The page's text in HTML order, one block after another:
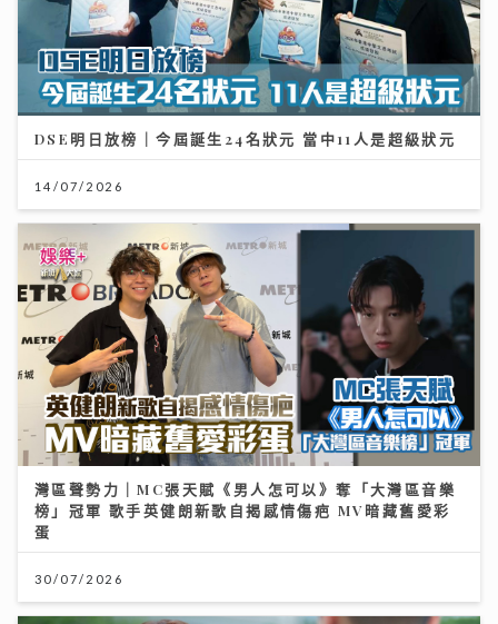
DSE明日放榜｜今屆誕生24名狀元 當中11人是超級狀元
14/07/2026
灣區聲勢力｜MC張天賦《男人怎可以》奪「大灣區音樂
榜」冠軍 歌手英健朗新歌自揭感情傷疤 MV暗藏舊愛彩
蛋
30/07/2026